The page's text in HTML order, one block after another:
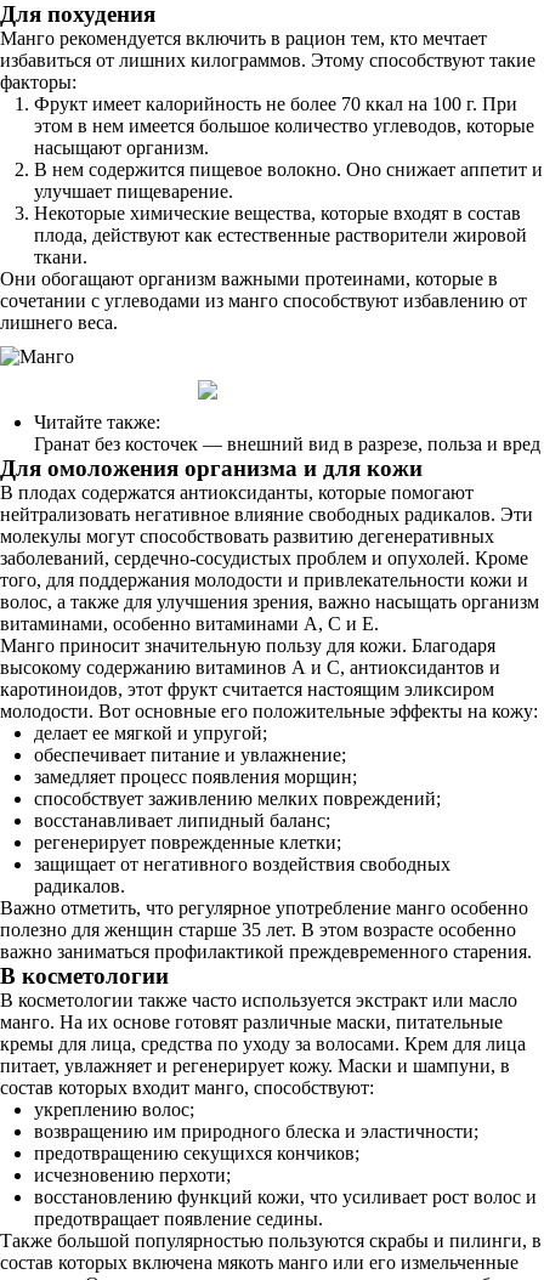
Для похудения
Манго рекомендуется включить в рацион тем, кто мечтает
избавиться от лишних килограммов. Этому способствуют такие
факторы:
Фрукт имеет калорийность не более 70 ккал на 100 г. При
этом в нем имеется большое количество углеводов, которые
насыщают организм.
В нем содержится пищевое волокно. Оно снижает аппетит и
улучшает пищеварение.
Некоторые химические вещества, которые входят в состав
плода, действуют как естественные растворители жировой
ткани.
Они обогащают организм важными протеинами, которые в
сочетании с углеводами из манго способствуют избавлению от
лишнего веса.
Читайте также:
Гранат без косточек — внешний вид в разрезе, польза и вред
Для омоложения организма и для кожи
В плодах содержатся антиоксиданты, которые помогают
нейтрализовать негативное влияние свободных радикалов. Эти
молекулы могут способствовать развитию дегенеративных
заболеваний, сердечно-сосудистых проблем и опухолей. Кроме
того, для поддержания молодости и привлекательности кожи и
волос, а также для улучшения зрения, важно насыщать организм
витаминами, особенно витаминами А, С и Е.
Манго приносит значительную пользу для кожи. Благодаря
высокому содержанию витаминов А и С, антиоксидантов и
каротиноидов, этот фрукт считается настоящим эликсиром
молодости. Вот основные его положительные эффекты на кожу:
делает ее мягкой и упругой;
обеспечивает питание и увлажнение;
замедляет процесс появления морщин;
способствует заживлению мелких повреждений;
восстанавливает липидный баланс;
регенерирует поврежденные клетки;
защищает от негативного воздействия свободных
радикалов.
Важно отметить, что регулярное употребление манго особенно
полезно для женщин старше 35 лет. В этом возрасте особенно
важно заниматься профилактикой преждевременного старения.
В косметологии
В косметологии также часто используется экстракт или масло
манго. На их основе готовят различные маски, питательные
кремы для лица, средства по уходу за волосами. Крем для лица
питает, увлажняет и регенерирует кожу. Маски и шампуни, в
состав которых входит манго, способствуют:
укреплению волос;
возвращению им природного блеска и эластичности;
предотвращению секущихся кончиков;
исчезновению перхоти;
восстановлению функций кожи, что усиливает рост волос и
предотвращает появление седины.
Также большой популярностью пользуются скрабы и пилинги, в
состав которых включена мякоть манго или его измельченные